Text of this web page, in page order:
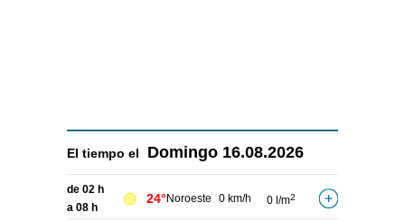
El tiempo el Domingo 16.08.2026
de 02 h
a 08 h
24° Noroeste 0 km/h 0 l/m2